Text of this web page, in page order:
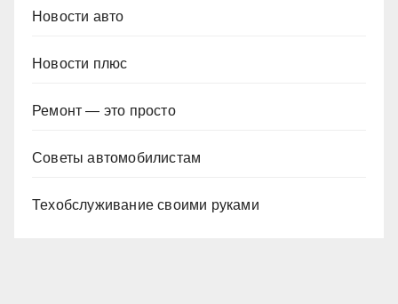
Новости авто
Новости плюс
Ремонт — это просто
Советы автомобилистам
Техобслуживание своими руками